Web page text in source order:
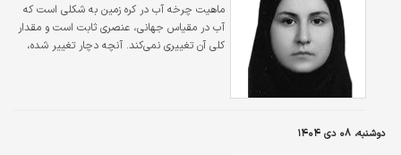
ماهیت چرخه آب در کره زمین به شکلی است که
آب در مقیاس جهانی، عنصری ثابت است و مقدار
کلی آن تغییری نمی‌کند. آنچه دچار تغییر شده،
دوشنبه، ۰۸ دی ۱۴۰۴